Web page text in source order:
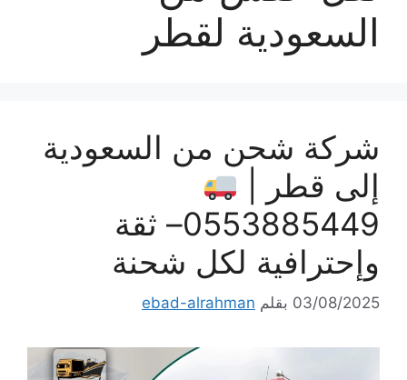
السعودية لقطر
شركة شحن من السعودية
إلى قطر |
0553885449– ثقة
وإحترافية لكل شحنة
03/08/2025 بقلم ebad-alrahman